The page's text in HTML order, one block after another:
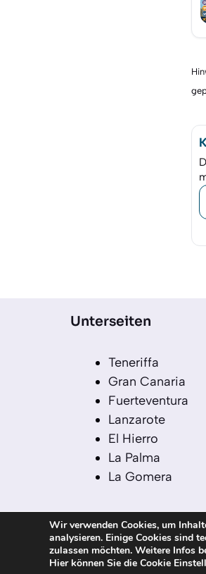
Unterseiten
Teneriffa
Gran Canaria
Fuerteventura
Lanzarote
El Hierro
La Palma
La Gomera
© 2026 kanaren-
Wir verwenden Cookies, um
analysieren. Einige Cookies sind
zulassen möchten. Weitere Infos
Hier können Sie die Cookie